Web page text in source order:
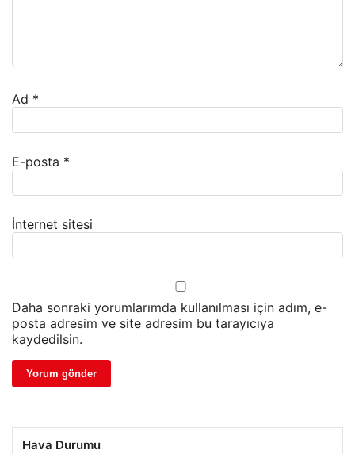
Ad *
E-posta *
İnternet sitesi
Daha sonraki yorumlarımda kullanılması için adım, e-
posta adresim ve site adresim bu tarayıcıya
kaydedilsin.
Hava Durumu